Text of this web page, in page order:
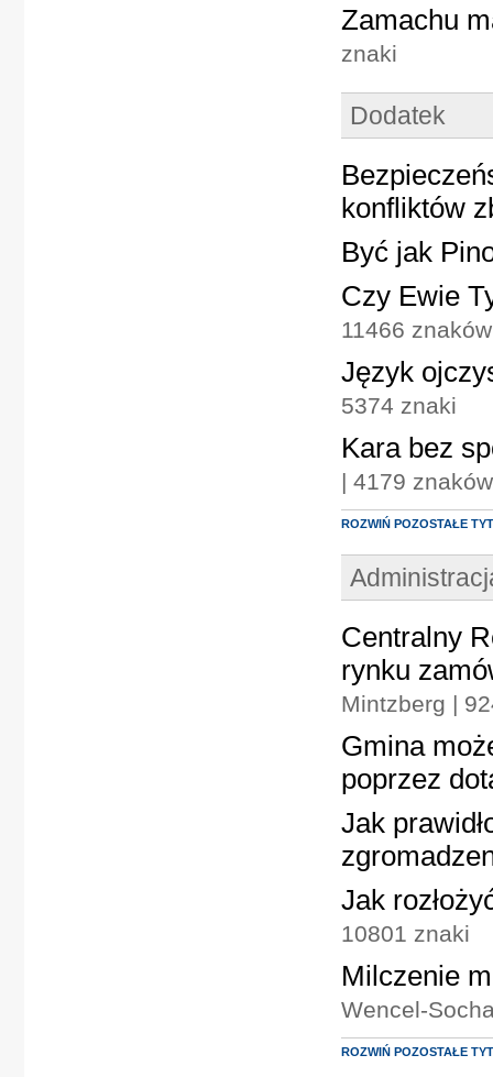
Zamachu
znaki
Dodatek
konfliktów
Być jak
Czy Ewie
11466 znaków
Język
5374 znaki
Kara bez
| 4179 znaków
ROZWIŃ POZOSTAŁE
Centralny
rynku
Mintzberg |
Gmina
poprzez
Jak
Jak
10801 znaki
Milczenie
Wencel-
ROZWIŃ POZOSTAŁE